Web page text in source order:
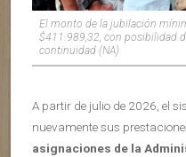
El monto de la jubilación
$411.989,32, con posibilidad
continuidad (NA)
A partir de julio de 2026, el
nuevamente sus
asignaciones de la